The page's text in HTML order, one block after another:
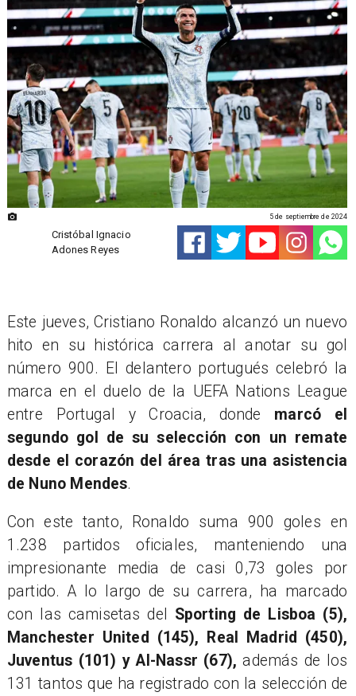
Cristóbal Ignacio
Adones Reyes
5 de septiembre de 2024
Este jueves, Cristiano Ronaldo alcanzó un nuevo
hito en su histórica carrera al anotar su gol
número 900. El delantero portugués celebró la
marca en el duelo de la UEFA Nations League
entre Portugal y Croacia, donde marcó el
segundo gol de su selección con un remate
desde el corazón del área tras una asistencia
de Nuno Mendes.
Con este tanto, Ronaldo suma 900 goles en
1.238 partidos oficiales, manteniendo una
impresionante media de casi 0,73 goles por
partido. A lo largo de su carrera, ha marcado
con las camisetas del Sporting de Lisboa (5),
Manchester United (145), Real Madrid (450),
Juventus (101) y Al-Nassr (67),además de los
131 tantos que ha registrado con la selección de